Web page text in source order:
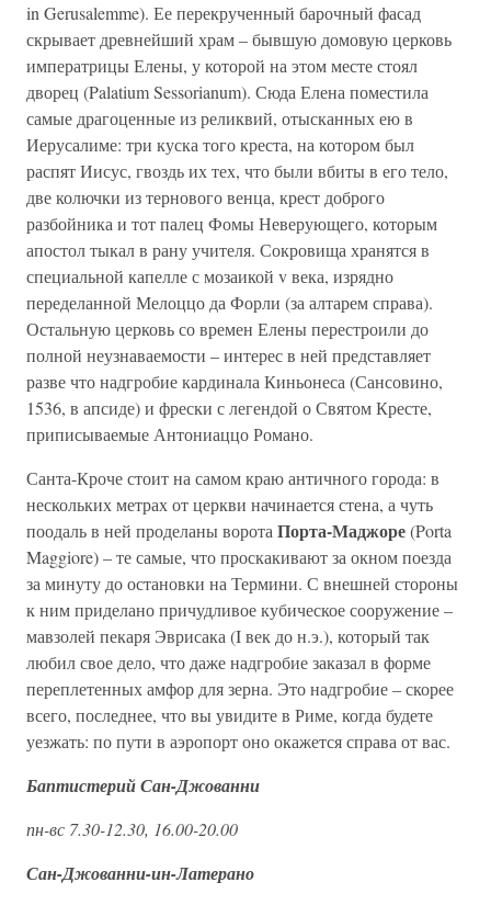
in Gerusalemme). Ее перекрученный барочный фасад
скрывает древнейший храм – бывшую домовую церковь
императрицы Елены, у которой на этом месте стоял
дворец (Palatium Sessorianum). Сюда Елена поместила
самые драгоценные из реликвий, отысканных ею в
Иерусалиме: три куска того креста, на котором был
распят Иисус, гвоздь их тех, что были вбиты в его тело,
две колючки из тернового венца, крест доброго
разбойника и тот палец Фомы Неверующего, которым
апостол тыкал в рану учителя. Сокровища хранятся в
специальной капелле с мозаикой v века, изрядно
переделанной Мелоццо да Форли (за алтарем справа).
Остальную церковь со времен Елены перестроили до
полной неузнаваемости – интерес в ней представляет
разве что надгробие кардинала Киньонеса (Сансовино,
1536, в апсиде) и фрески с легендой о Святом Кресте,
приписываемые Антониаццо Романо.
Санта-Кроче стоит на самом краю античного города: в
нескольких метрах от церкви начинается стена, а чуть
поодаль в ней проделаны ворота Порта-Маджоре(Porta
Maggiore) – те самые, что проскакивают за окном поезда
за минуту до остановки на Термини. С внешней стороны
к ним приделано причудливое кубическое сооружение –
мавзолей пекаря Эврисака (I век до н.э.), который так
любил свое дело, что даже надгробие заказал в форме
переплетенных амфор для зерна. Это надгробие – скорее
всего, последнее, что вы увидите в Риме, когда будете
уезжать: по пути в аэропорт оно окажется справа от вас.
Баптистерий Сан-Джованни
пн-вс 7.30-12.30, 16.00-20.00
Сан-Джованни-ин-Латерано